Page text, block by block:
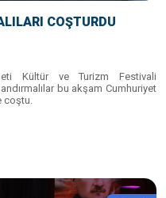
COŞTURDU
Kültür ve Turizm Festivali
bu akşam Cumhuriyet
coştu.